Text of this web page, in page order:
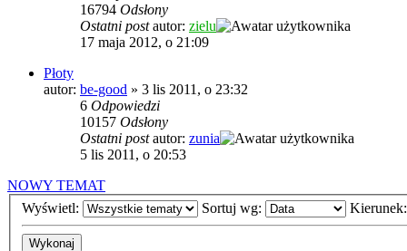
16794 Odsłony
Ostatni postautor: zielu
17 maja 2012, o 21:09
Płoty
autor: be-good » 3 lis 2011, o 23:32
6 Odpowiedzi
10157 Odsłony
Ostatni postautor: zunia
5 lis 2011, o 20:53
NOWY TEMAT
Wyświetl:
Sortuj wg: